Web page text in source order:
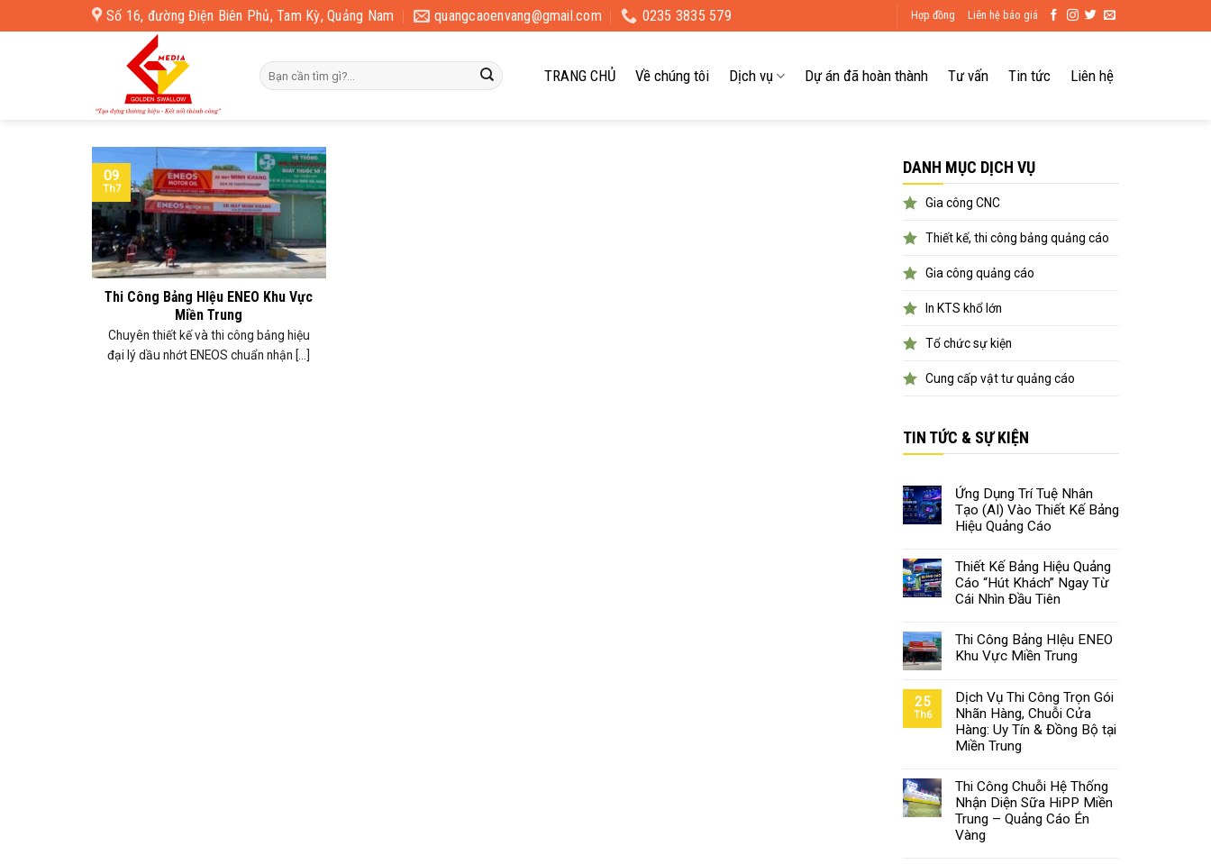
to
Số 16, đường Điện Biên Phủ, Tam Kỳ, Quảng Nam quangcaoenvang@gmail.com 0235 3835 579 Hợp đồng Liên hệ báo giá
TRANG CHỦ Về chúng tôi Dịch vụ Dự án đã hoàn thành Tư vấn Tin tức Liên hệ
Thi Công Bảng HIệu ENEO Khu Vực
Miền Trung
Chuyên thiết kế và thi công bảng hiệu
đại lý dầu nhớt ENEOS chuẩn nhận [...]
09
Th7
DANH MỤC DỊCH VỤ
Gia công CNC
Thiết kế, thi công bảng quảng cáo
Gia công quảng cáo
In KTS khổ lớn
Tổ chức sự kiện
Cung cấp vật tư quảng cáo
TIN TỨC & SỰ KIỆN
Ứng Dụng Trí Tuệ Nhân
Tạo (AI) Vào Thiết Kế Bảng
Hiệu Quảng Cáo
Thiết Kế Bảng Hiệu Quảng
Cáo “Hút Khách” Ngay Từ
Cái Nhìn Đầu Tiên
Thi Công Bảng HIệu ENEO
Khu Vực Miền Trung
25
Th6
Dịch Vụ Thi Công Trọn Gói
Nhãn Hàng, Chuỗi Cửa
Hàng: Uy Tín & Đồng Bộ tại
Miền Trung
Thi Công Chuỗi Hệ Thống
Nhận Diện Sữa HiPP Miền
Trung – Quảng Cáo Én
Vàng